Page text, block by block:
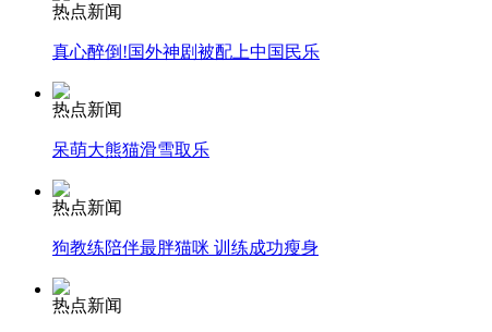
外交部：有关国家言论片面不公正
安徽一实载49人客车翻车
走！跟着总书记去植树
热点新闻
真心醉倒!国外神剧被配上中国民乐
热点新闻
呆萌大熊猫滑雪取乐
热点新闻
狗教练陪伴最胖猫咪 训练成功瘦身
热点新闻